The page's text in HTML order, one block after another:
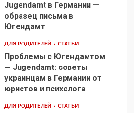
Jugendamt в Германии —
образец письма в
Югендамт
ДЛЯ РОДИТЕЛЕЙ СТАТЬИ
Проблемы с Югендамтом
— Jugendamt: советы
украинцам в Германии от
юристов и психолога
ДЛЯ РОДИТЕЛЕЙ СТАТЬИ